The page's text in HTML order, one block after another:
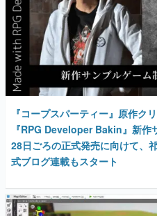
『コープスパーティー』原作ク
『RPG Developer Bakin』新作
28日ごろの正式発売に向けて、
式ブログ連載もスタート